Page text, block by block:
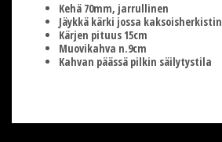
Kehä 70mm, jarrullinen
Jäykkä kärki jossa kaksoisherkistin
Kärjen pituus 15cm
Muovikahva n.9cm
Kahvan päässä pilkin säilytystila